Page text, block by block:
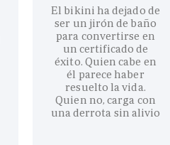
El bikini ha dejado de
ser un jirón de baño
para convertirse en
un certificado de
éxito. Quien cabe en
él parece haber
resuelto la vida.
Quien no, carga con
una derrota sin alivio